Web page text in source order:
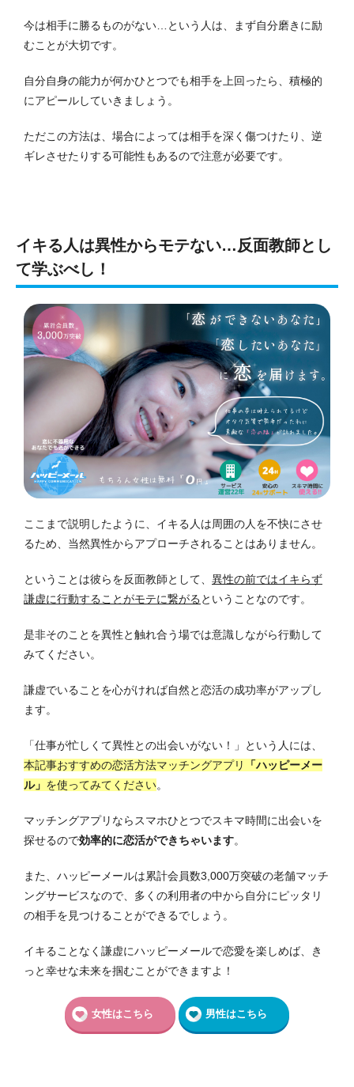
今は相手に勝るものがない…という人は、まず自分磨きに励
むことが大切です。
自分自身の能力が何かひとつでも相手を上回ったら、積極的
にアピールしていきましょう。
ただこの方法は、場合によっては相手を深く傷つけたり、逆
ギレさせたりする可能性もあるので注意が必要です。
イキる人は異性からモテない…反面教師とし
て学ぶべし！
ここまで説明したように、イキる人は周囲の人を不快にさせ
るため、当然異性からアプローチされることはありません。
ということは彼らを反面教師として、 異性の前ではイキらず
謙虚に行動することがモテに繋がる ということなのです。
是非そのことを異性と触れ合う場では意識しながら行動して
みてください。
謙虚でいることを心がければ自然と恋活の成功率がアップし
ます。
「仕事が忙しくて異性との出会いがない！」という人には、
本記事おすすめの恋活方法マッチングアプリ
「ハッピーメー
ル」 を使ってみてください。
マッチングアプリならスマホひとつでスキマ時間に出会いを
探せるので効率的に恋活ができちゃいます。
また、ハッピーメールは累計会員数3,000万突破の老舗マッチ
ングサービスなので、多くの利用者の中から自分にピッタリ
の相手を見つけることができるでしょう。
イキることなく謙虚にハッピーメールで恋愛を楽しめば、き
っと幸せな未来を掴むことができますよ！
女性はこちら 男性はこちら